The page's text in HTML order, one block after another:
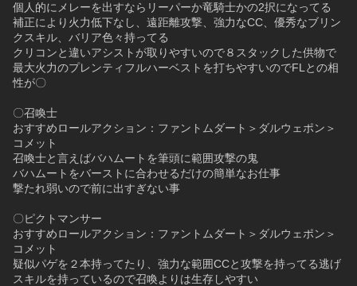
個人的にメレーを出すならリーパーか竜騎士かの2択になってる
補正により火力低下なし、遠距離攻撃、強力なCC、優秀なブリン
クスキル、バリア色々持ってる
クリコンと違いアシストが取りやすいので８スタックした供物で
最大火力のプレンティフルハーベストを打ちやすいのでFLとの相
性が〇
〇召喚士
おすすめロールアクション：ファントムダート＞ダルウェポン＞
コメット
召喚士と言えばバハムートを筆頭に範囲攻撃の鬼
バハムートをバーストに合わせるだけの簡単なお仕事
撃たれ弱いので前に出すぎない事
〇ピクトマンサー
おすすめロールアクション：ファントムダート＞ダルウェポン＞
コメット
疑似パゲを２本持ってたり、強力な範囲CCと攻撃を持ってる逃げ
スキルを持っているので召喚よりは生存しやすい